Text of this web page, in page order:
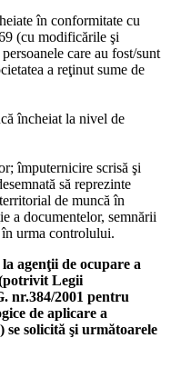
în conformitate cu
(cu modificările şi
care au fost/sunt
a reţinut sume de
încheiat la nivel de
împuternicire scrisă şi
să reprezinte
de muncă în
a documentelor, semnării
urma controlului.
agenţii de ocupare a
Legii
nr.384/2001 pentru
de aplicare a
solicită şi următoarele